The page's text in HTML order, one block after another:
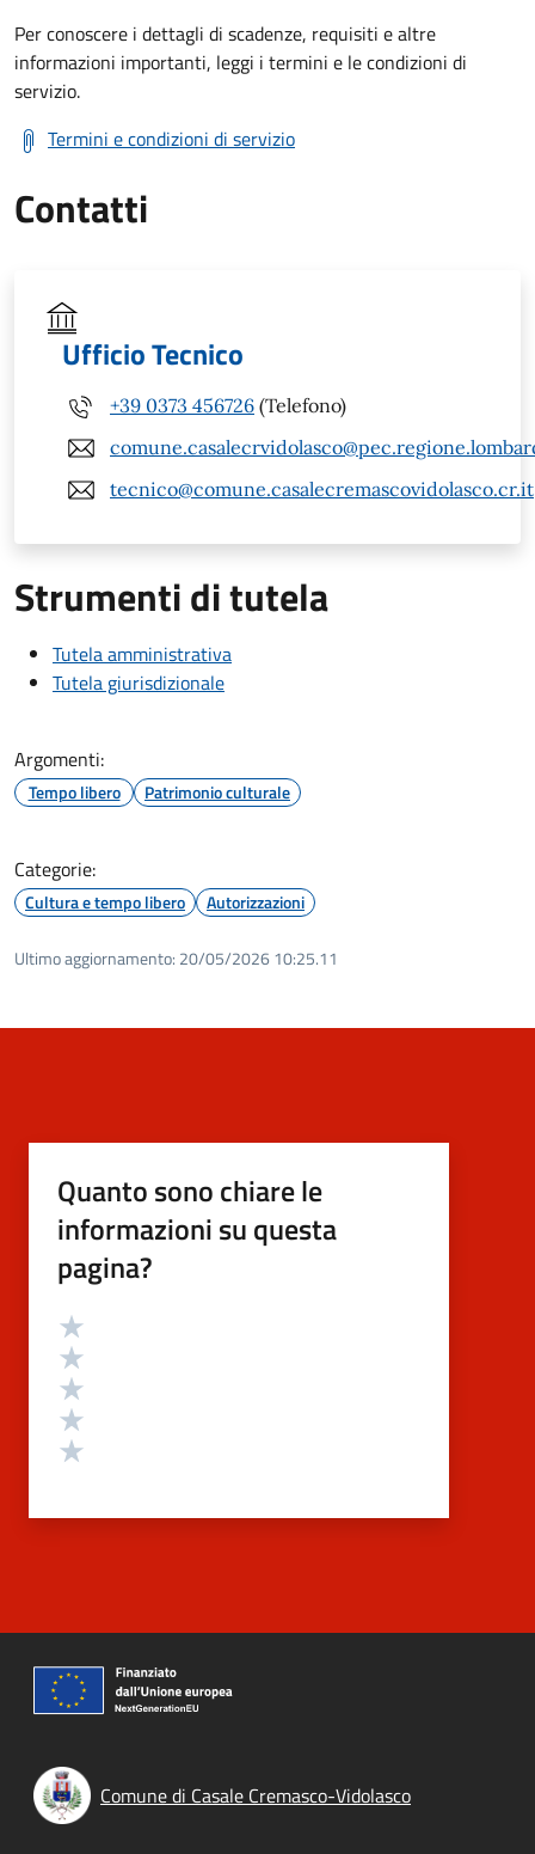
Per conoscere i dettagli di scadenze, requisiti e altre
informazioni importanti, leggi i termini e le condizioni di
servizio.
Termini e condizioni di servizio
Contatti
Ufficio Tecnico
+39 0373 456726 (Telefono)
tecnico@comune.casalecremascovidolasco.cr.it
Strumenti di tutela
Tutela amministrativa
Tutela giurisdizionale
Argomenti:
Tempo libero Patrimonio culturale
Categorie:
Cultura e tempo libero Autorizzazioni
Ultimo aggiornamento: 20/05/2026 10:25.11
Quanto sono chiare le
informazioni su questa
pagina?
Valutazione
Comune di Casale Cremasco-Vidolasco